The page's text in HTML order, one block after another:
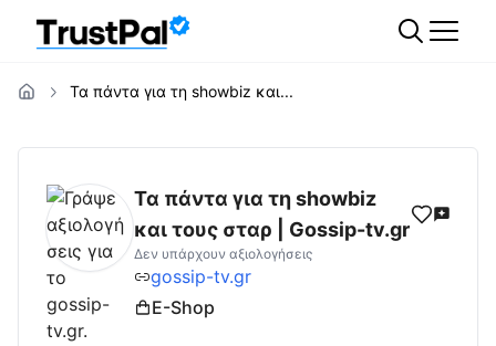
Τα πάντα για τη showbiz και...
gossip-tv.grΑξιολογήσεις | Δες
Τα πάντα για τη showbiz
και τους σταρ | Gossip-tv.gr
Δεν υπάρχουν αξιολογήσεις
gossip-tv.gr
E-Shop